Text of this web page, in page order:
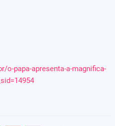
o-papa-apresenta-a-magnifica-